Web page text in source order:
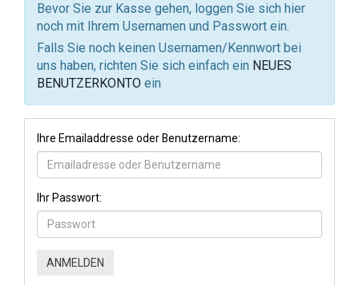
Bevor Sie zur Kasse gehen, loggen Sie sich hier
noch mit Ihrem Usernamen und Passwort ein.
Falls Sie noch keinen Usernamen/Kennwort bei
uns haben, richten Sie sich einfach ein NEUES
BENUTZERKONTO ein
Ihre Emailaddresse oder Benutzername:
Ihr Passwort: